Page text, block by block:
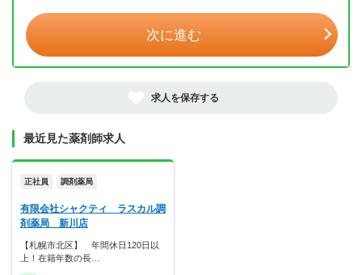
次に進む
求人を保存する
最近見た薬剤師求人
正社員 調剤薬局
有限会社シャクティ ラスカル調
剤薬局 新川店
【札幌市北区】 年間休日120日以
上！在籍年数の長…